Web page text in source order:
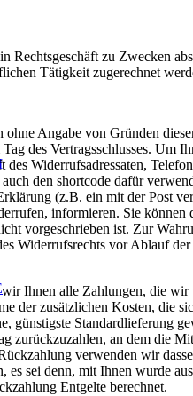
Rechtsgeschäft zu Zwecken
Tätigkeit zugerechnet
ohne Angabe von Gründen
des Vertragsschlusses. Um
Widerrufsadressaten,
den shortcode dafür
(z.B. ein mit der Post
informieren. Sie können
vorgeschrieben ist. Zur
Widerrufsrechts vor Ablauf
Ihnen alle Zahlungen, die wir
der zusätzlichen Kosten, die
günstigste Standardlieferung
zurückzuzahlen, an dem die
verwenden wir
es sei denn, mit Ihnen wurde
Entgelte berechnet.